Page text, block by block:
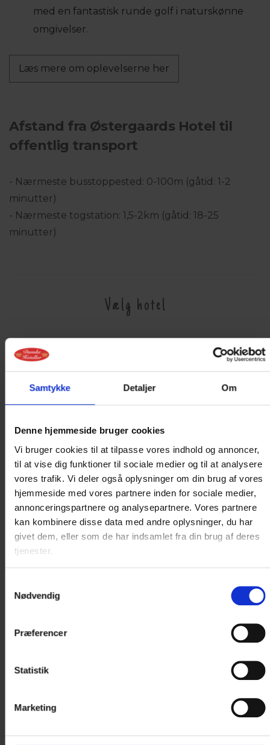
Samtykke Detaljer Om
Denne hjemmeside bruger cookies
Vi bruger cookies til at tilpasse vores indhold og annoncer,
til at vise dig funktioner til sociale medier og til at analysere
vores trafik. Vi deler også oplysninger om din brug af vores
hjemmeside med vores partnere inden for sociale medier,
annonceringspartnere og analysepartnere. Vores partnere
kan kombinere disse data med andre oplysninger, du har
givet dem, eller som de har indsamlet fra din brug af deres
tjenester.
Nødvendig
Præferencer
Statistik
Marketing
med en fantastisk runde golf i naturskønne
omgivelser.
Læs mere om oplevelserne her
Afstand fra Østergaards Hotel til
offentlig transport
- Nærmeste busstoppested: 0-100m (gåtid: 1-2
minutter)
- Nærmeste togstation: 1,5-2km (gåtid: 18-25
minutter)
Vælg hotel
Hotel Phønix, Brønderslev Hotel Hjallerup Kro
Dronninglund Hotel Hotel Limfjorden, Thisted
Golf Hotel Viborg Hotel Vildbjerg
Hotel Falken, Videbæk Hotel Ringkøbing
Østergaards Hotel, Herning Hotel Medi, Ikast
Hotel Lynggarden, Herning Hotel Norden, Haderslev
Hotel Ansgar, Esbjerg
Hotel Postgaarden,
Hotel Dagmar, Ribe
Hotel Nørherredhus
Hotel Vinhuset, Næstved
Hotel Menstrup Kro,
Hotel Bymose Hegn,
Hotel Pejsegården,